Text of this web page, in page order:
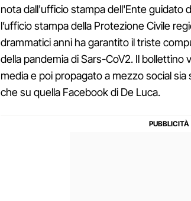
nota dall'ufficio stampa dell'Ente guidato
l’ufficio stampa della Protezione Civile
drammatici anni ha garantito il triste
della pandemia di Sars-CoV2. Il bollettino
media e poi propagato a mezzo social
che su quella Facebook di De Luca.